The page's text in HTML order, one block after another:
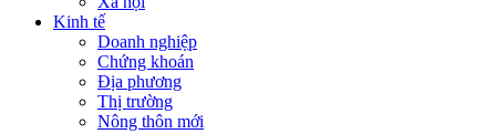
Kinh tế
Doanh nghiệp
Chứng khoán
Địa phương
Thị trường
Nông thôn mới